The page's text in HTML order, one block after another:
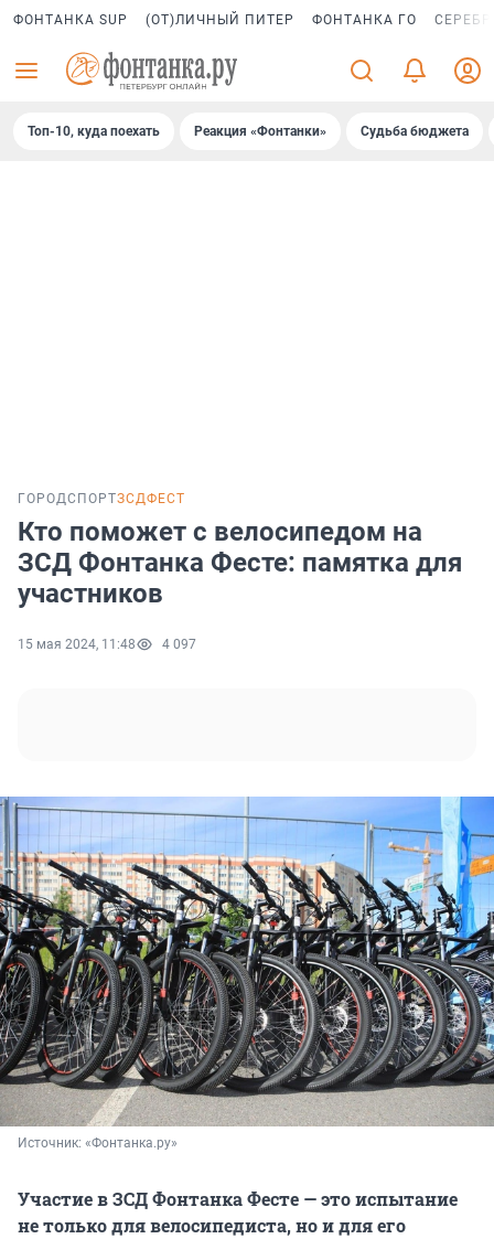
ФОНТАНКА SUP (ОТ)ЛИЧНЫЙ ПИТЕР ФОНТАНКА ГО
Топ-10, куда поехать Реакция «Фонтанки» Судьба бюджета
ГОРОДСПОРТЗСДФЕСТ
Кто поможет с велосипедом на
ЗСД Фонтанка Фесте: памятка для
участников
15 мая 2024, 11:48 4 097
Источник: «Фонтанка.ру»
Участие в ЗСД Фонтанка Фесте — это испытание
не только для велосипедиста, но и для его